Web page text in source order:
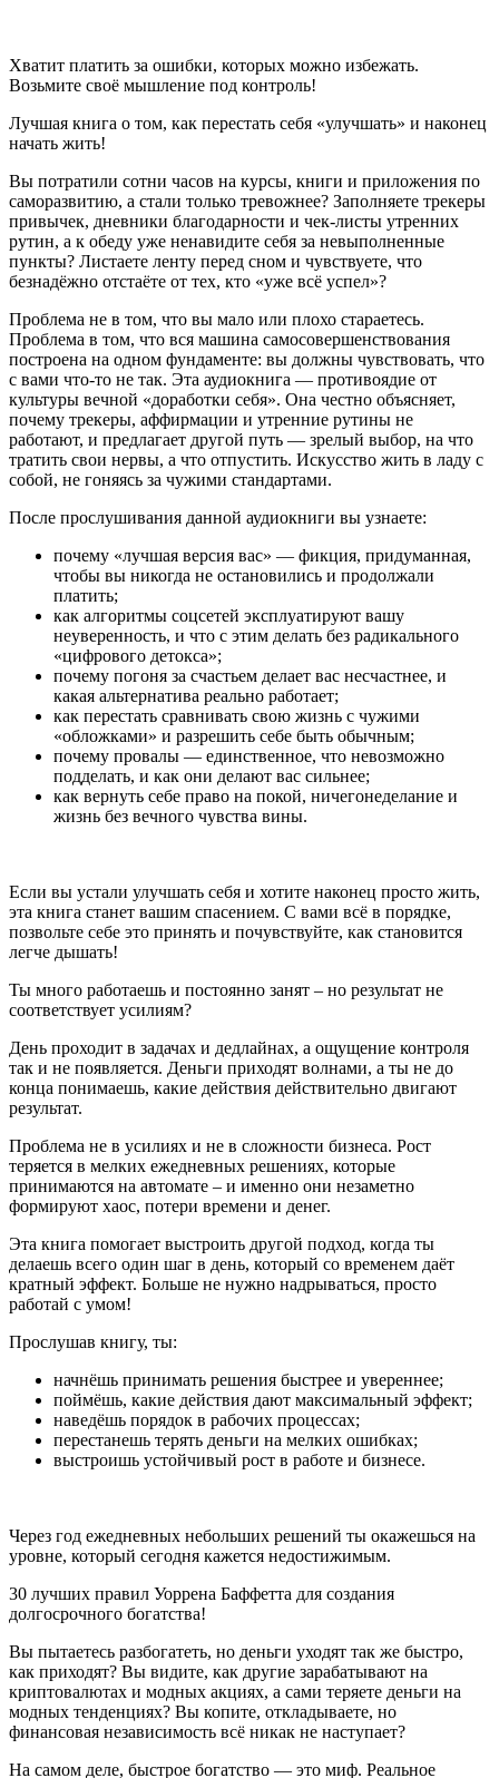
Хватит платить за ошибки, которых можно избежать.
Возьмите своё мышление под контроль!
Лучшая книга о том, как перестать себя «улучшать» и наконец
начать жить!
Вы потратили сотни часов на курсы, книги и приложения по
саморазвитию, а стали только тревожнее? Заполняете трекеры
привычек, дневники благодарности и чек-листы утренних
рутин, а к обеду уже ненавидите себя за невыполненные
пункты? Листаете ленту перед сном и чувствуете, что
безнадёжно отстаёте от тех, кто «уже всё успел»?
Проблема не в том, что вы мало или плохо стараетесь.
Проблема в том, что вся машина самосовершенствования
построена на одном фундаменте: вы должны чувствовать, что
с вами что-то не так. Эта аудиокнига — противоядие от
культуры вечной «доработки себя». Она честно объясняет,
почему трекеры, аффирмации и утренние рутины не
работают, и предлагает другой путь — зрелый выбор, на что
тратить свои нервы, а что отпустить. Искусство жить в ладу с
собой, не гоняясь за чужими стандартами.
После прослушивания данной аудиокниги вы узнаете:
почему «лучшая версия вас» — фикция, придуманная,
чтобы вы никогда не остановились и продолжали
платить;
как алгоритмы соцсетей эксплуатируют вашу
неуверенность, и что с этим делать без радикального
«цифрового детокса»;
почему погоня за счастьем делает вас несчастнее, и
какая альтернатива реально работает;
как перестать сравнивать свою жизнь с чужими
«обложками» и разрешить себе быть обычным;
почему провалы — единственное, что невозможно
подделать, и как они делают вас сильнее;
как вернуть себе право на покой, ничегонеделание и
жизнь без вечного чувства вины.
Если вы устали улучшать себя и хотите наконец просто жить,
эта книга станет вашим спасением. С вами всё в порядке,
позвольте себе это принять и почувствуйте, как становится
легче дышать!
Ты много работаешь и постоянно занят – но результат не
соответствует усилиям?
День проходит в задачах и дедлайнах, а ощущение контроля
так и не появляется. Деньги приходят волнами, а ты не до
конца понимаешь, какие действия действительно двигают
результат.
Проблема не в усилиях и не в сложности бизнеса. Рост
теряется в мелких ежедневных решениях, которые
принимаются на автомате – и именно они незаметно
формируют хаос, потери времени и денег.
Эта книга помогает выстроить другой подход, когда ты
делаешь всего один шаг в день, который со временем даёт
кратный эффект. Больше не нужно надрываться, просто
работай с умом!
Прослушав книгу, ты:
начнёшь принимать решения быстрее и увереннее;
поймёшь, какие действия дают максимальный эффект;
наведёшь порядок в рабочих процессах;
перестанешь терять деньги на мелких ошибках;
выстроишь устойчивый рост в работе и бизнесе.
Через год ежедневных небольших решений ты окажешься на
уровне, который сегодня кажется недостижимым.
30 лучших правил Уоррена Баффетта для создания
долгосрочного богатства!
Вы пытаетесь разбогатеть, но деньги уходят так же быстро,
как приходят? Вы видите, как другие зарабатывают на
криптовалютах и модных акциях, а сами теряете деньги на
модных тенденциях? Вы копите, откладываете, но
финансовая независимость всё никак не наступает?
На самом деле, быстрое богатство — это миф. Реальное